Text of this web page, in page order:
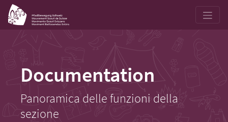
Documentation
Panoramica delle funzioni della
sezione